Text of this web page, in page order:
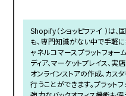
Shopify（ショッピファイ ）は
も、専門知識がない中で手軽
ャネルコマースプラットフォー
ディア、マーケットプレイス、
オンラインストアの作成、カス
行うことができます。プラット